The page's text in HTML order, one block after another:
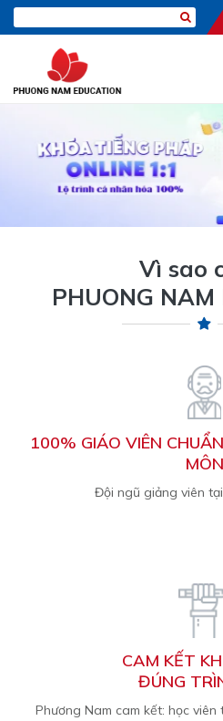
Vì sao
PHUONG NAM
100% GIÁO VIÊN
MÔN
Đội ngũ giảng viên
CAM KẾT
ĐÚNG
Phương Nam cam kết: học